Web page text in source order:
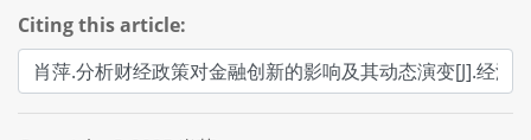
Citing this article: